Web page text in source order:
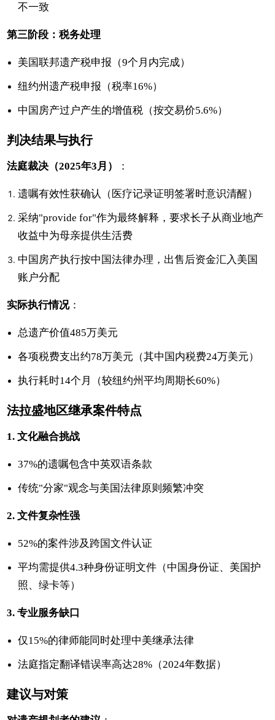
不一致
第三阶段：税务处理
美国联邦遗产税申报（9个月内完成）
纽约州遗产税申报（税率16%）
中国房产过户产生的增值税（按交易价5.6%）
判决结果与执行
法庭裁决（2025年3月） ：
遗嘱有效性获确认（医疗记录证明签署时意识清醒）
采纳"provide for"作为最终解释，要求长子从商业地产
收益中为母亲提供生活费
中国房产执行按中国法律办理，出售后资金汇入美国
账户分配
实际执行情况：
总遗产价值485万美元
各项税费支出约78万美元（其中国内税费24万美元）
执行耗时14个月（较纽约州平均周期长60%）
法拉盛地区继承案件特点
1. 文化融合挑战
37%的遗嘱包含中英双语条款
传统"分家"观念与美国法律原则频繁冲突
2. 文件复杂性强
52%的案件涉及跨国文件认证
平均需提供4.3种身份证明文件（中国身份证、美国护
照、绿卡等）
3. 专业服务缺口
仅15%的律师能同时处理中美继承法律
法庭指定翻译错误率高达28%（2024年数据）
建议与对策